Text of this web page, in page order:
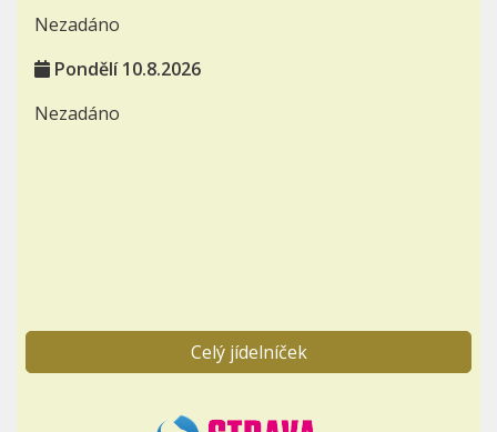
Nezadáno
Pondělí 10.8.2026
Nezadáno
Celý jídelníček